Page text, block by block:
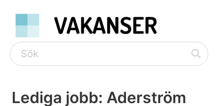
Lediga jobb: Aderström